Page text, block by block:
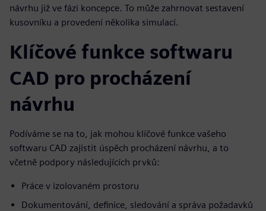
návrhu již ve fázi koncepce. To může zahrnovat sestavení
kusovníku a provedení několika simulací.
Klíčové funkce softwaru
CAD pro procházení
návrhu
Podíváme se na to, jak mohou klíčové funkce vašeho
softwaru CAD zajistit úspěch procházení návrhu, a to
včetně podpory následujících prvků:
Práce v izolovaném prostoru
Dokumentování, definice, sledování a správa požadavků